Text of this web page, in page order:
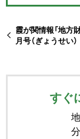
霞が関情報「地方
月号（ぎょうせい）
すぐ